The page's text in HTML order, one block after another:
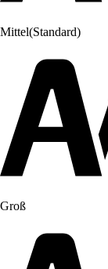
Mittel(Standard)
Groß